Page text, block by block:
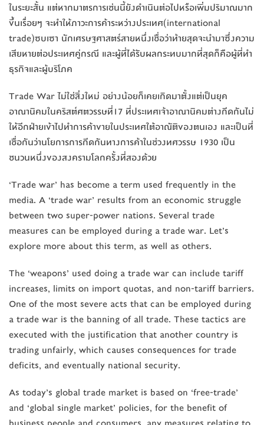
ในระยะสั้น แต่หากมาตรการเช่นนี้ยังดำเนินต่อไปหรือเพิ่มปริมาณมาก
ขึ้นเรื่อยๆ จะทำให้ภาวะการค้าระหว่างประเทศ(international
trade)ซบเซา นักเศรษฐศาสตร์สายหนึ่งเชื่อว่าท้ายสุดจะนำมาซึ่งความ
เสียหายต่อประเทศคู่กรณี และผู้ที่ได้รับผลกระทบมากที่สุดก็คือผู้ที่ทำ
ธุรกิจและผู้บริโภค
Trade War ไม่ใช่สิ่งใหม่ อย่างน้อยก็เคยเกิดมาตั้งแต่เป็นยุค
อาณานิคมในคริสต์ศตวรรษที่17 ที่ประเทศเจ้าอาณานิคมต่างกีดกันไม่
ให้อีกฝ่ายเข้าไปทำการค้าขายในประเทศใต้อาณัติของตนเอง และเป็นที่
เชื่อกันว่านโยการการกีดกันทางการค้าในช่วงทศวรรษ 1930 เป็น
ชนวนหนึ่งของสงครามโลกครั้งที่สองด้วย
‘Trade war’ has become a term used frequently in the
media. A ‘trade war’ results from an economic struggle
between two super-power nations. Several trade
measures can be employed during a trade war. Let’s
explore more about this term, as well as others.
The ‘weapons’ used doing a trade war can include tariff
increases, limits on import quotas, and non-tariff barriers.
One of the most severe acts that can be employed during
a trade war is the banning of all trade. These tactics are
executed with the justification that another country is
trading unfairly, which causes consequences for trade
deficits, and eventually national security.
As today’s global trade market is based on ‘free-trade’
and ‘global single market’ policies, for the benefit of